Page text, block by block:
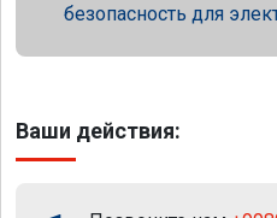
безопасность для
Ваши действия: